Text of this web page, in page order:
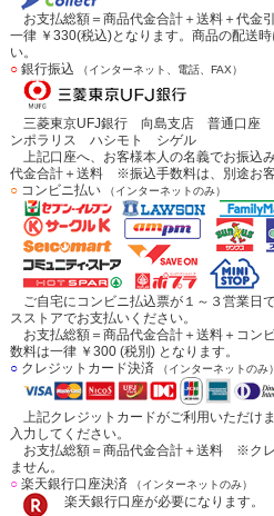
お支払総額＝商品代金合計＋送料＋代金
一律 ￥330(税込)となります。商品の配送
い。
○銀行振込 （インターネット、電話、FAX）
三菱東京UFJ銀行 向島支店 普通口座
ンポラリス ハシモト シゲル
上記口座へ、お客様本人の名義でお振込
代金合計＋送料 ※振込手数料は、別途お客
○コンビニ払い （インターネットのみ）
ご自宅にコンビニ払込票が１～３営業日
スストアでお支払いください。
お支払総額＝商品代金合計＋送料＋コ
数料は一律 ￥300 (税別) となります。
○クレジットカード決済 （インターネットのみ）
上記クレジットカードがご利用いただけ
入力してください。
お支払総額＝商品代金合計＋送料 ※クレ
ません。
○楽天銀行口座決済 （インターネットのみ）
楽天銀行口座が必要になります。